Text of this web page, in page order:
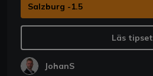
Salzburg -1.5
Läs tipset
JohanS